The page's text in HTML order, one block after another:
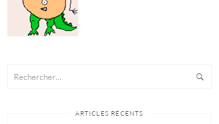
ARTICLES RÉCENTS